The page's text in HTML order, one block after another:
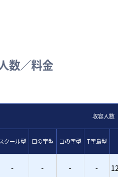
数／料金
収容人数
スクール型 口の字型 コの字型 T字島型
- - - -